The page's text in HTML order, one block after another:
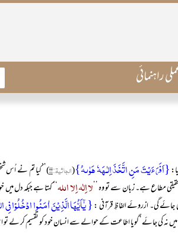
راہنمائی
{اَفَرَءَیۡتَ مَنِ اتَّخَذَ اِلٰـہَہٗ ہَوٰىہُ}(الجاثیۃ:۲۳ )’’کیا تم نے اُس
مطاع ہے۔ زبان سے تو وہ ’’ لا اِلٰہ اِلا اللہ‘‘ کہتا ہے جبکہ دل میں
جائے گی۔ ازروئے الفاظِ قرآنی :{ یٰۤاَیُّہَا الَّذِیۡنَ اٰمَنُوا ادۡخُلُوۡا
نہ کی جائے‘ گویا اطاعت کے حوالے سے انسان خود کو تقسیم کر لے